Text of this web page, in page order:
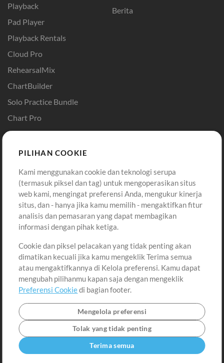
Playback
Pad Player
Playback Rentals
Cloud Pro
RehearsalMix
ChartBuilder
Solo Practice Bundle
Chart Pro
Template ProPresenter
Sound
Berita
Pembelian
Beli Kredit
Konten Gratis
Permintaan Lagu
Lain-lain
Sesi
Kirimkan musik kamu
Playlist
MT Conference
Akun
Masuk
Daftar
Lihat Keranjang
PILIHAN COOKIE
Kami menggunakan cookie dan teknologi serupa
(termasuk piksel dan tag) untuk mengoperasikan situs
web kami, mengingat preferensi Anda, mengukur kinerja
situs, dan - hanya jika kamu memilih - mengaktifkan fitur
analisis dan pemasaran yang dapat membagikan
informasi dengan pihak ketiga.
Cookie dan piksel pelacakan yang tidak penting akan
dimatikan kecuali jika kamu mengeklik Terima semua
atau mengaktifkannya di Kelola preferensi. Kamu dapat
mengubah pilihanmu kapan saja dengan mengeklik
Preferensi Cookiedi bagian footer.
Mengelola preferensi
Tolak yang tidak penting
Terima semua